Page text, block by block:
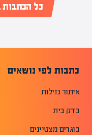
כל הכתבות
כתבות לפי נושאים
איתור נזילות
בדק בית
בוגרים מצטיינים